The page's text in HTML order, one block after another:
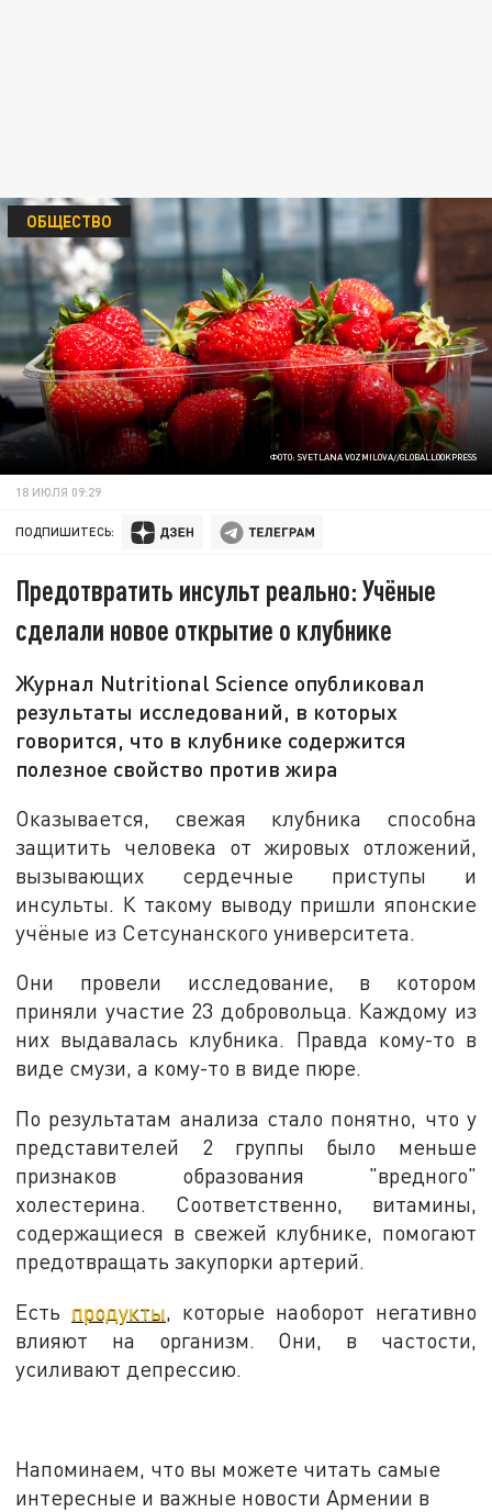
ФОТО: SVETLANA VOZMILOVA//GLOBALLOOKPRESS
ОБЩЕСТВО
18 ИЮЛЯ 09:29
ПОДПИШИТЕСЬ:
Предотвратить инсульт реально: Учёные
сделали новое открытие о клубнике
Журнал Nutritional Science опубликовал
результаты исследований, в которых
говорится, что в клубнике содержится
полезное свойство против жира
Оказывается, свежая клубника способна
защитить человека от жировых отложений,
вызывающих сердечные приступы и
инсульты. К такому выводу пришли японские
учёные из Сетсунанского университета.
Они провели исследование, в котором
приняли участие 23 добровольца. Каждому из
них выдавалась клубника. Правда кому-то в
виде смузи, а кому-то в виде пюре.
По результатам анализа стало понятно, что у
представителей 2 группы было меньше
признаков образования "вредного"
холестерина. Соответственно, витамины,
содержащиеся в свежей клубнике, помогают
предотвращать закупорки артерий.
Есть продукты, которые наоборот негативно
влияют на организм. Они, в частости,
усиливают депрессию.
Напоминаем, что вы можете читать самые
интересные и важные новости Армении в